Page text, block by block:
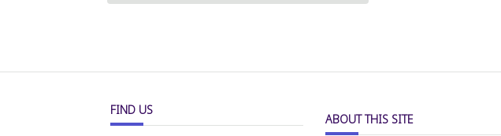
FIND US
ABOUT THIS SITE